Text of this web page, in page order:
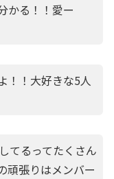
かる！！愛ー
！！大好きな5人
てるってたくさん
頑張りはメンバー